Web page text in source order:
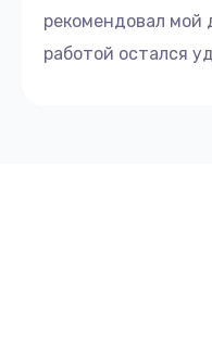
рекомендовал мой
работой остался